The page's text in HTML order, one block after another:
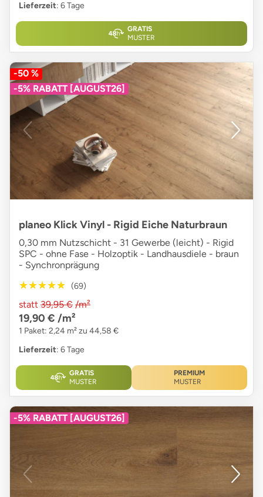
Lieferzeit: 6 Tage
GRATIS
MUSTER
-50 %
-5% RABATT [AUGUST26]
planeo Klick Vinyl - Rigid Eiche Naturbraun
0,30 mm Nutzschicht - 31 Gewerbe (leicht) - Rigid
SPC - ohne Fase - Holzoptik - Landhausdiele - braun
- Synchronprägung
★★★★★
★★★★★ (69)
statt 39,95 € /m²
19,90 € /m²
1 Paket: 2,24 m² zu 44,58 €
Lieferzeit: 6 Tage
GRATIS
MUSTER
PREMIUM
MUSTER
-5% RABATT [AUGUST26]